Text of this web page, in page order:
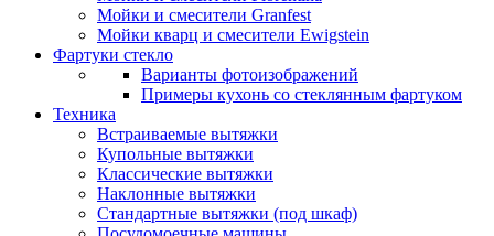
Мойки и смесители Granfest
Мойки кварц и смесители Ewigstein
Фартуки стекло
Варианты фотоизображений
Примеры кухонь со стеклянным фартуком
Техника
Встраиваемые вытяжки
Купольные вытяжки
Классические вытяжки
Наклонные вытяжки
Стандартные вытяжки (под шкаф)